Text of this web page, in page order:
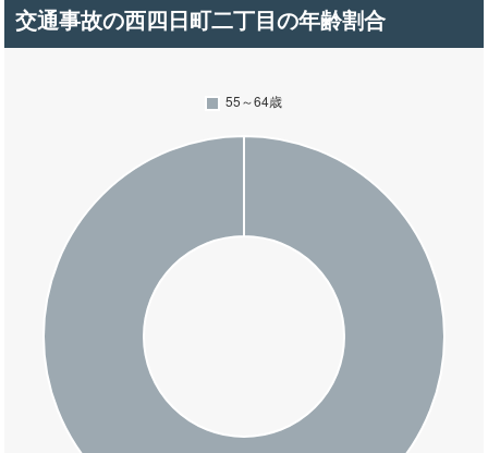
交通事故の西四日町二丁目の年齢割合